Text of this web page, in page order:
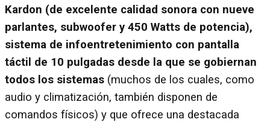
Kardon (de excelente calidad sonora con nueve
parlantes, subwoofer y 450 Watts de potencia),
sistema de infoentretenimiento con pantalla
táctil de 10 pulgadas desde la que se gobiernan
todos los sistemas (muchos de los cuales, como
audio y climatización, también disponen de
comandos físicos) y que ofrece una destacada